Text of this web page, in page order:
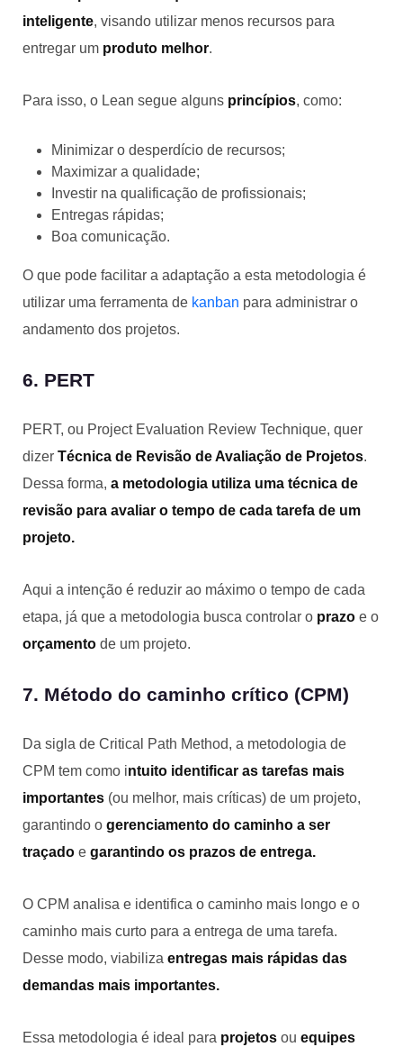
inteligente, visando utilizar menos recursos para
entregar um produto melhor.
Para isso, o Lean segue alguns princípios, como:
Minimizar o desperdício de recursos;
Maximizar a qualidade;
Investir na qualificação de profissionais;
Entregas rápidas;
Boa comunicação.
O que pode facilitar a adaptação a esta metodologia é
utilizar uma ferramenta de kanban para administrar o
andamento dos projetos.
6. PERT
PERT, ou Project Evaluation Review Technique, quer
dizer Técnica de Revisão de Avaliação de Projetos.
Dessa forma, a metodologia utiliza uma técnica de
revisão para avaliar o tempo de cada tarefa de um
projeto.
Aqui a intenção é reduzir ao máximo o tempo de cada
etapa, já que a metodologia busca controlar o prazo e o
orçamento de um projeto.
7. Método do caminho crítico (CPM)
Da sigla de Critical Path Method, a metodologia de
CPM tem como intuito identificar as tarefas mais
importantes (ou melhor, mais críticas) de um projeto,
garantindo o gerenciamento do caminho a ser
traçado e garantindo os prazos de entrega.
O CPM analisa e identifica o caminho mais longo e o
caminho mais curto para a entrega de uma tarefa.
Desse modo, viabiliza entregas mais rápidas das
demandas mais importantes.
Essa metodologia é ideal para projetos ou equipes